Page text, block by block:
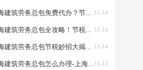
11-14
劳务总包免费代办？节税秘籍大揭秘！-上海建筑劳务总包免费代办吗？
11-14
务总包全攻略！节税妙招大揭秘，老板必看！-上海建筑劳务总包流程和要求
11-14
务总包节税妙招大揭秘！老板必看，省到就是赚到！-上海建筑劳务总包怎么节税
11-13
筑劳务总包怎么办理-上海建筑劳务总包怎么办理